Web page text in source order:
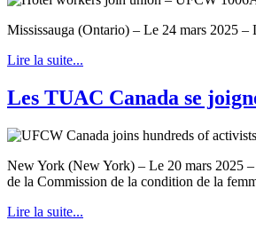
Mississauga (Ontario) – Le 24 mars 2025 –
Lire la suite...
Les TUAC Canada se
New York (New York) – Le 20 mars 2025 –
de la Commission de la condition de la
Lire la suite...